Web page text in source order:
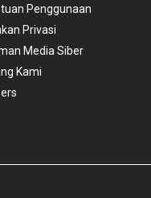
Penggunaan
Privasi
Media Siber
Kami